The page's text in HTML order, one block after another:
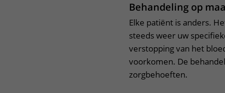
Behandeling op
Elke patiënt is anders.
steeds weer uw
verstopping van het
voorkomen. De
zorgbehoeften.